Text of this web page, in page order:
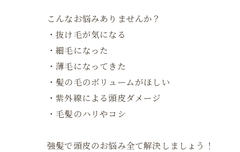
こんなお悩みありませんか？
・抜け毛が気になる
・細毛になった
・薄毛になってきた
・髪の毛のボリュームがほしい
・紫外線による頭皮ダメージ
・毛髪のハリやコシ
強髪で頭皮のお悩み全て解決しましょう！